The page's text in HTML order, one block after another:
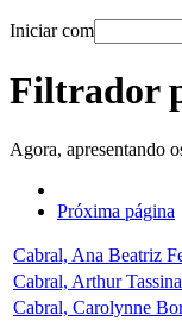
Iniciar com
Filtrador
Agora, apresentando
Próxima página
Cabral, Ana Beatriz
Cabral, Arthur
Cabral, Carolynne